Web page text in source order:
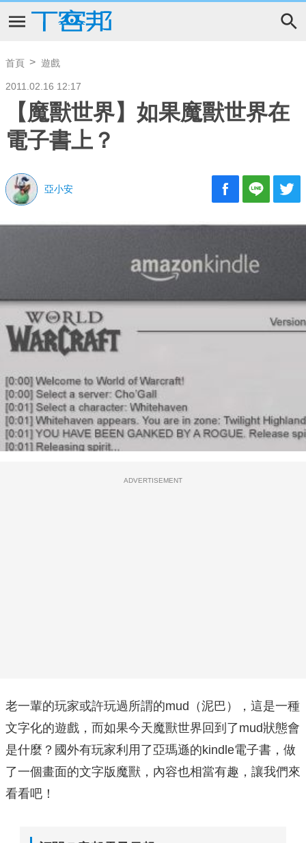
首頁 遊戲
2011.02.16 12:17
【魔獸世界】如果魔獸世界在
電子書上？
亞小安
ADVERTISEMENT
老一輩的玩家或許玩過所謂的mud（泥巴），這是一種
文字化的遊戲，而如果今天魔獸世界回到了mud狀態會
是什麼？國外有玩家利用了亞瑪遜的kindle電子書，做
了一個畫面的文字版魔獸，內容也相當有趣，讓我們來
看看吧！